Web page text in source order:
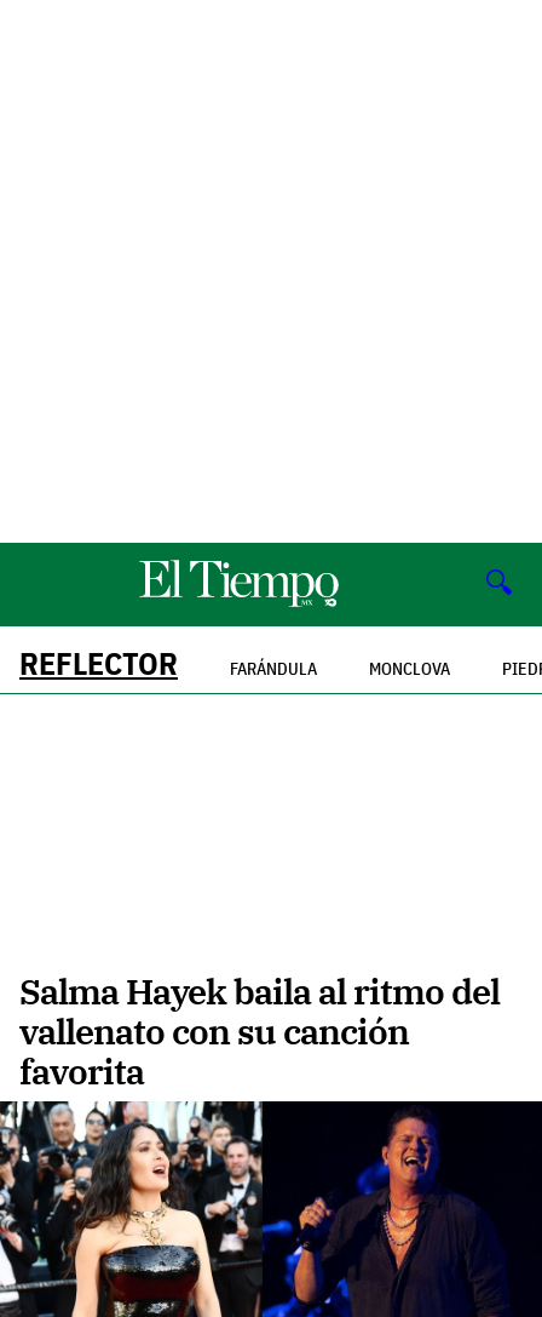
🔍
REFLECTOR FARÁNDULA MONCLOVA
Salma Hayek baila al ritmo del
vallenato con su canción
favorita